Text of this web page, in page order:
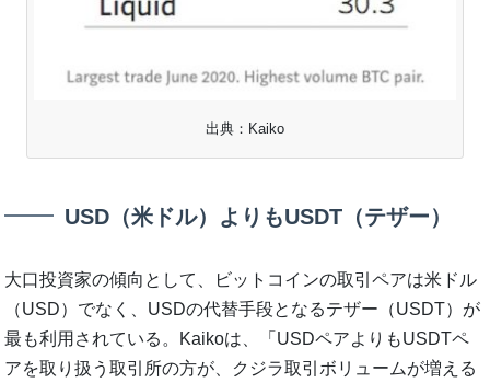
出典：Kaiko
USD（米ドル）よりもUSDT（テザー）
大口投資家の傾向として、ビットコインの取引ペアは米ドル
（USD）でなく、USDの代替手段となるテザー（USDT）が
最も利用されている。Kaikoは、「USDペアよりもUSDTペ
アを取り扱う取引所の方が、クジラ取引ボリュームが増える